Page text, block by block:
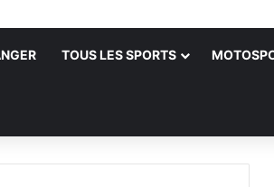
TOUS LES SPORTS